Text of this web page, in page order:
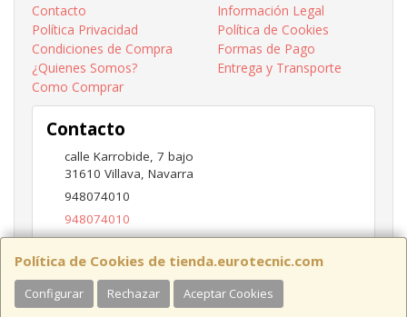
Política de Cookies de tienda.eurotecnic.com
Configurar Rechazar Aceptar Cookies
Contacto
Información Legal
Política Privacidad
Política de Cookies
Condiciones de Compra
Formas de Pago
¿Quienes Somos?
Entrega y Transporte
Como Comprar
Contacto
calle Karrobide, 7 bajo
31610 Villava, Navarra
948074010
948074010
ventas@eurotecnic.com
Horario